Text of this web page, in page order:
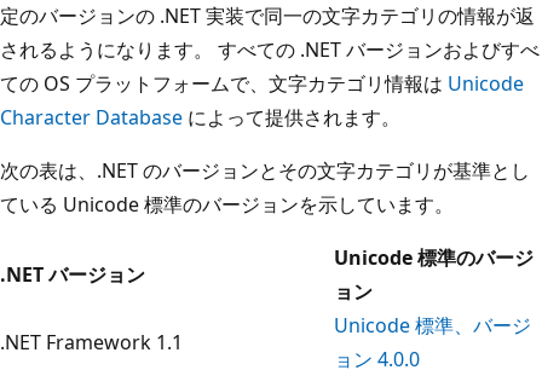
定のバージョンの .NET 実装で同一の文字カテゴリの情報が返
されるようになります。 すべての .NET バージョンおよびすべ
ての OS プラットフォームで、文字カテゴリ情報は Unicode
Character Database によって提供されます。
次の表は、.NET のバージョンとその文字カテゴリが基準とし
ている Unicode 標準のバージョンを示しています。
.NET バージョン
Unicode 標準のバージ
ョン
.NET Framework 1.1
Unicode 標準、バージ
ョン 4.0.0